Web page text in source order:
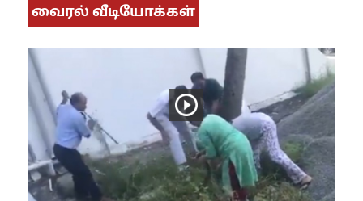
வைரல் வீடியோக்கள்